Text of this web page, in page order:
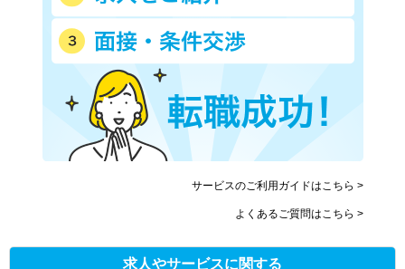
サービスのご利用ガイドはこちら >
よくあるご質問はこちら >
求人やサービスに関する